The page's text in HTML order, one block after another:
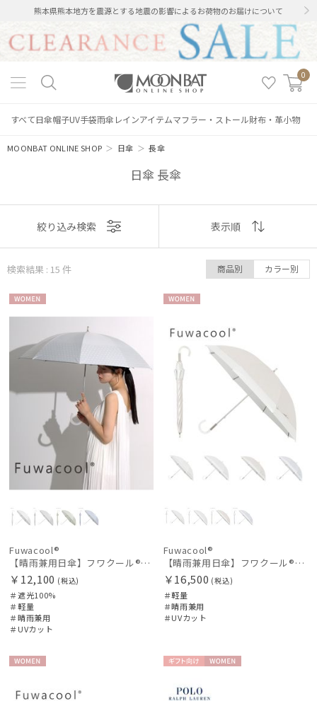
熊本県熊本地方を震源とする地震の影響によるお荷物のお届けについて
0
すべて日傘帽子UV手袋雨傘 レインアイテムマフラー・ストール財布・革小物
MOONBAT ONLINE SHOP ＞ 日傘 ＞長傘
日傘 長傘
絞り込み
レディース メンズ
カテゴリー
表示
おすすめ
価格の高い
順
順
人気順
売上点数順
お気に入り
絞り込み検索 表示順
検索結果 : 15 件 商品別 カラー別
Fuwacool®
【晴雨兼用日傘】フワクール®ホワイト（Fuwacool® White）ジオメタリックラメ 遮光100 UV100
￥12,100 (税込)
＃遮光100%
＃軽量
＃晴雨兼用
＃UVカット
N
Fuwacool®
【晴雨兼用日傘】フワクール®ホワイト（Fuwacool® White）バイカラー 1級遮光 遮熱 UV99%以上
￥16,500 (税込)
＃軽量
＃晴雨兼用
＃UVカット
N
向け